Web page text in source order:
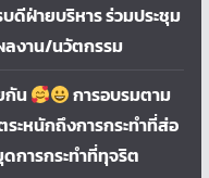
ดีฝ่ายบริหาร ร่วมประชุม
ลงาน/นวัตกรรม
กัน
การอบรมตาม
ะหนักถึงการกระทำที่ส่อ
ดการกระทำที่ทุจริต